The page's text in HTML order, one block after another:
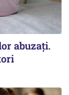
abuzați.